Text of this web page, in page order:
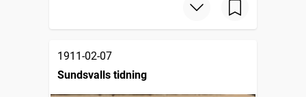
1911-02-07
Sundsvalls tidning